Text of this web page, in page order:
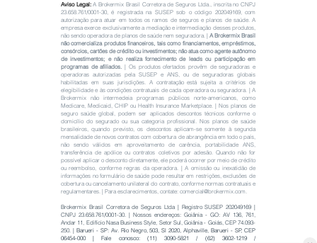
Aviso Legal:A Brokermix Brasil Corretora de Seguros Ltda., inscrita no CNPJ
23.658.761/0001-30, é registrada na SUSEP sob o código 202049169, com
autorização para atuar em todos os ramos de seguros e planos de saúde. A
empresa exerce exclusivamente a mediação e intermediação desses produtos,
não sendo operadora de planos de saúde nem seguradora. | A Brokermix Brasil
não comercializa produtos financeiros, tais como financiamentos, empréstimos,
consórcios, cartões de crédito ou investimentos; não atua como agente autônomo
de investimentos; e não realiza fornecimento de leads ou participação em
programas de afiliados.| Os produtos ofertados provêm de seguradoras e
operadoras autorizadas pela SUSEP e ANS, ou de seguradoras globais
habilitadas em suas jurisdições. A contratação está sujeita a critérios de
elegibilidade e às condições contratuais de cada operadora ou seguradora. | A
Brokermix não intermedeia programas públicos norte-americanos, como
Medicare, Medicaid, CHIP ou Health Insurance Marketplace. | Nos planos de
seguro saúde global, podem ser aplicados descontos técnicos conforme o
domicílio do segurado ou sua categoria profissional. Nos planos de saúde
brasileiros, quando previsto, os descontos aplicam-se somente à segunda
mensalidade de novos contratos com cobertura de abrangência em todo o país,
não sendo válidos em aproveitamento de carência, portabilidade ANS,
transferência de apólice ou contratos coletivos por adesão. Quando não for
possível aplicar o desconto diretamente, ele poderá ocorrer por meio de crédito
ou reembolso, conforme regras da operadora. |A omissão ou inexatidão de
informações no formulário de saúde pode resultar em restrições, exclusões de
cobertura ou cancelamento unilateral do contrato, conforme normas contratuais e
regulamentares. | Para esclarecimentos, contate: comercial@brokermix.com .
Brokermix Brasil Corretora de Seguros Ltda | Registro SUSEP202049169 |
CNPJ 23.658.761/0001-30. | Nossos endereços: Goiânia - GO: AV 136, 761,
Andar 11, Edifício Nasa Business Style, Setor Sul, Goiânia - Goiás, CEP 74.093-
250. | Barueri - SP: Av. Rio Negro, 503, Sl 2020, Alphaville, Barueri - SP, CEP
06454-000|Fale conosco: (11) 3090-5821 / (62) 3602-1219/